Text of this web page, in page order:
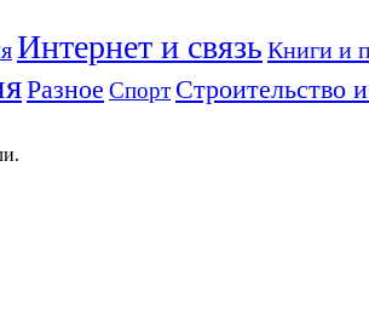
Интернет и связь Книги и
Разное Спорт Строительство